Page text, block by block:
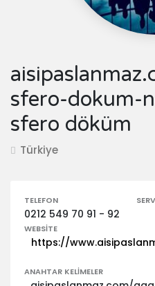
sfero-dokum-
sfero döküm
Türkiye
TELEFON
0212 549 70 91 - 92
WEBSITE
https://
ANAHTAR KELIMELER